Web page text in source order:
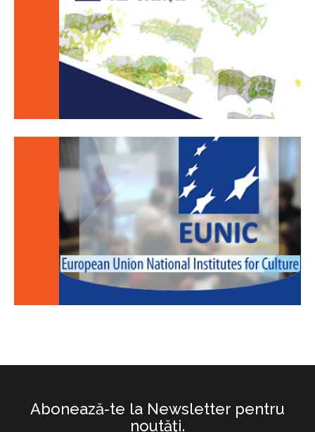
Abonează-te la Newsletter pentru
noutăţi.